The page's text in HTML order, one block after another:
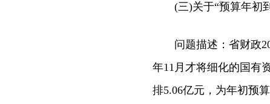
(三)关于“预算年初到
问题描述：省财政
年11月才将细化的国有
排5.06亿元，为年初预